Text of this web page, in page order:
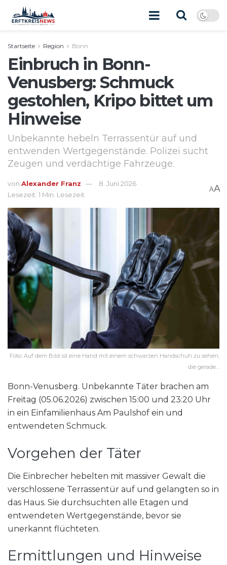
Startseite Region Bonn
Einbruch in Bonn-
Venusberg: Schmuck
gestohlen, Kripo bittet um
Hinweise
Unbekannte hebeln Terrassentür auf und
entwenden Wertgegenstände. Polizei sucht
Zeugen und verdächtige Fahrzeuge.
von Alexander Franz
8. Juni 2026
Lesezeit: 1 Min. Lesezeit
AA
Foto: Auf dem Bild ist eine Hand mit einem schwarzen Handschuh zu sehen,
die gerade…
Bonn-Venusberg. Unbekannte Täter brachen am
Freitag (05.06.2026) zwischen 15:00 und 23:20 Uhr
in ein Einfamilienhaus Am Paulshof ein und
entwendeten Schmuck.
Vorgehen der Täter
Die Einbrecher hebelten mit massiver Gewalt die
verschlossene Terrassentür auf und gelangten so in
das Haus. Sie durchsuchten alle Etagen und
entwendeten Wertgegenstände, bevor sie
unerkannt flüchteten.
Ermittlungen und Hinweise